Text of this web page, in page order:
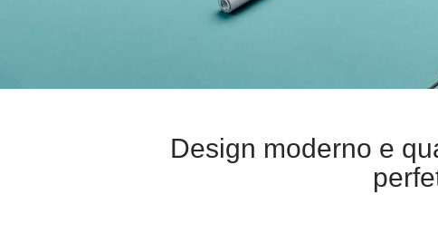
Design moderno e